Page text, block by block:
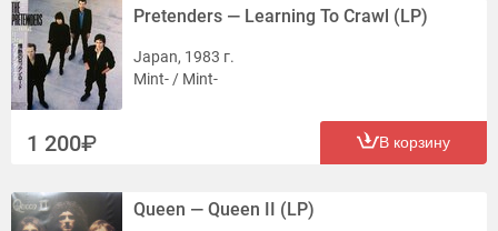
Pretenders — Learning To Crawl (LP)
Japan, 1983 г.
Mint- / Mint-
1 200 В корзину
Queen — Queen II (LP)